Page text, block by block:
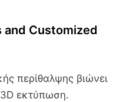
and Customized
περίθαλψης βιώνει
εκτύπωση.